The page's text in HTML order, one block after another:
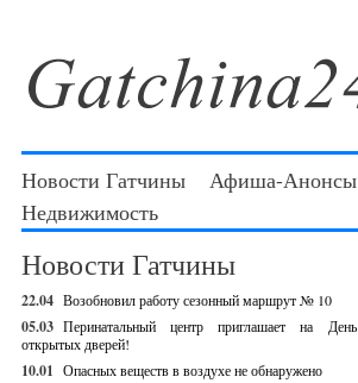
Новости Гатчины Афиша-Анонсы
Недвижимость
Новости Гатчины
22.04 Возобновил работу сезонный маршрут № 10
05.03 Перинатальный центр приглашает на День
открытых дверей!
10.01 Опасных веществ в воздухе не обнаружено